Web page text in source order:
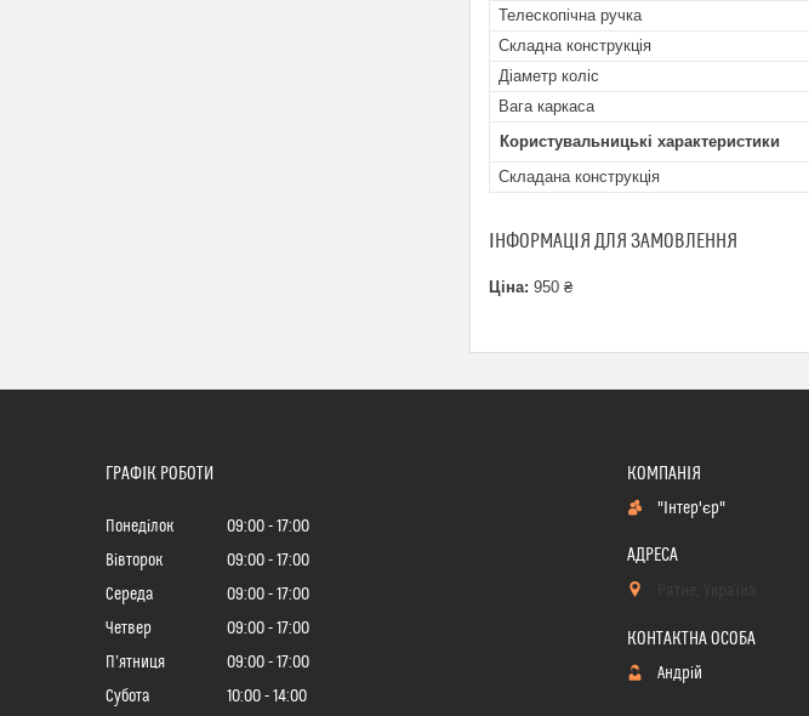
Телескопічна ручка
Складна конструкція
Діаметр коліс
Вага каркаса
Користувальницькі характеристики
Складана конструкція
ІНФОРМАЦІЯ ДЛЯ ЗАМОВЛЕННЯ
Ціна: 950 ₴
ГРАФІК РОБОТИ
Понеділок 09:00
17:00
Вівторок
09:00
17:00
Середа
09:00
17:00
Четвер
09:00
17:00
Пʼятниця
09:00
17:00
Субота
10:00 14:00
"Інтер'єр"
Андрій